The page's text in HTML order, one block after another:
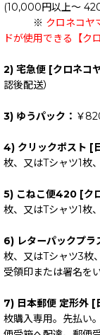
(10,000円以上～
※ クロネコヤ
ドが使用できる【ク
2) 宅急便 [クロネコ
認後配送）
3) ゆうパック： ￥
4) クリックポスト [
枚、又はTシャツ1枚
5) こねこ便420 [ク
枚、又はTシャツ1枚
6) レターパックプラ
枚、又はTシャツ3枚
受領印または署名を
7) 日本郵便 定形外 [
枚購入専用。先払い